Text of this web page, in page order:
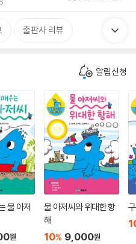
출판사 리뷰
알림신청
물 아저
원
물 아저씨와 위대한 항
해
10% 9,000원